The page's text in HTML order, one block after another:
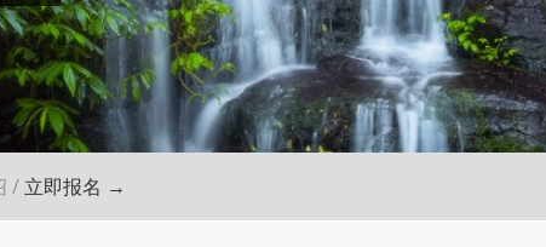
/ 立即报名 →